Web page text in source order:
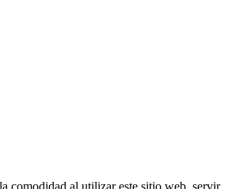
comodidad al utilizar este sitio web, servir